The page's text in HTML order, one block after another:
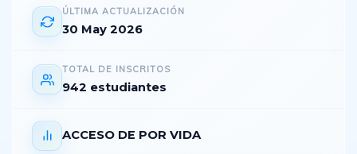
ÚLTIMA ACTUALIZACIÓN
30 May 2026
TOTAL DE INSCRITOS
942 estudiantes
ACCESO DE POR VIDA